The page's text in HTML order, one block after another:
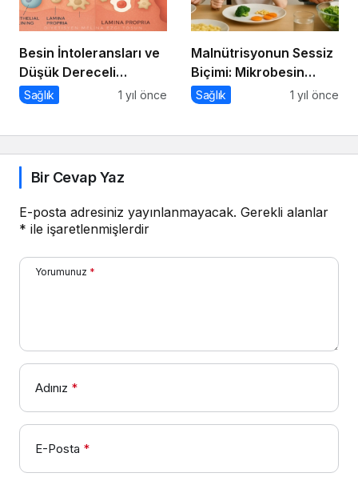
Besin İntoleransları ve
Düşük Dereceli
Enflamasyonun Kronik
Sağlık 1 yıl önce
Malnütrisyonun Sessiz
Biçimi: Mikrobesin
Eksikliklerinin
Sağlık 1 yıl önce
Bir Cevap Yaz
E-posta adresiniz yayınlanmayacak. Gerekli alanlar
* ile işaretlenmişlerdir
Yorumunuz *
Adınız *
E-Posta *